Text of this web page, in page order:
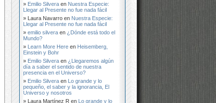
Emilio Silvera en Nuestra Especie:
Llegar al Presente no fue nada fácil
Laura Navarro en Nuestra Especie:
Llegar al Presente no fue nada fácil
emilio silvera en ¿Dónde está todo el
Mundo?
Learn More Here en Heisemberg,
Einstein y Bohr
Emilio Silvera en ¿Llegaremos algún
día a saber el sentido de nuestra
presencia en el Universo?
Emilio Silvera en Lo grande y lo
pequeño, el saber y la ignorancia, El
Universo y nosotros
Laura Martínez R en Lo grande y lo